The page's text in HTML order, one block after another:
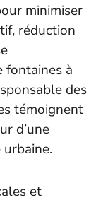
minimiser
réduction
fontaines à
des
témoignent
d’une
urbaine.
et